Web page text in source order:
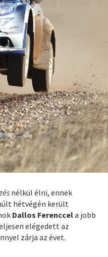
nélkül élni, ennek
hétvégén került
Dallos Ferenccela jobb
elégedett az
zárja az évet.